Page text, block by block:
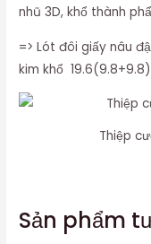
nhũ 3D, khổ thành
=> Lót đôi giấy nâu
kim khổ
Thiệp
Sản phẩm